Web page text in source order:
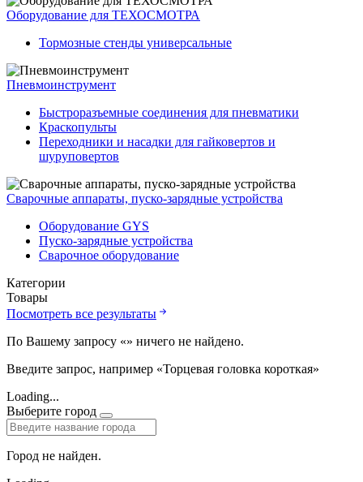
Оборудование для ТЕХОСМОТРА
Тормозные стенды универсальные
Пневмоинструмент
Быстроразъемные соединения для пневматики
Краскопульты
Переходники и насадки для гайковертов и
шуруповертов
Сварочные аппараты, пуско-зарядные устройства
Оборудование GYS
Пуско-зарядные устройства
Сварочное оборудование
Категории
Товары
Посмотреть все результаты
По Вашему запросу «» ничего не найдено.
Введите запрос, например «Торцевая головка короткая»
Loading...
Выберите город
Город не найден.